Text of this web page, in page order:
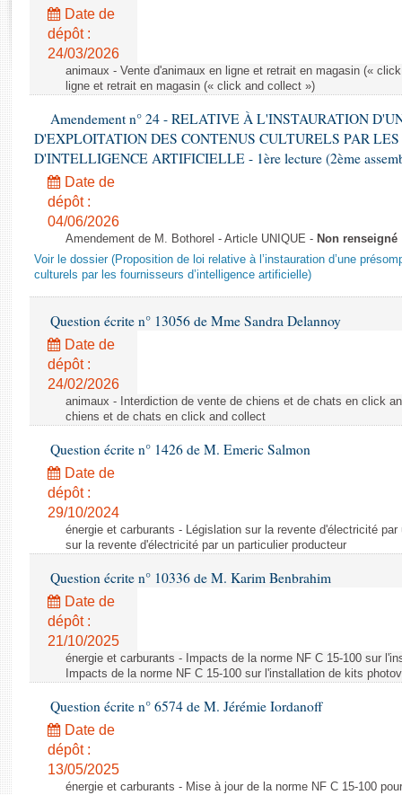
Rapports législatifs
Rapports sur l'application des lois
Baromètre de l’application des lois
Dossiers législatifs
Budget et sécurité sociale
Questions écrites et orales
Comptes rendus des débats
Date de
dépôt :
24/03/2026
animaux - Vente d'animaux en ligne et retrait en magasin («
ligne et retrait en magasin (« click and collect »)
Amendement n° 24 - RELATIVE À L'INSTAURATION
D'EXPLOITATION DES CONTENUS CULTURELS PAR LES
D'INTELLIGENCE ARTIFICIELLE - 1ère lecture (2ème
Date de
dépôt :
04/06/2026
Amendement de M. Bothorel - Article UNIQUE - Non renseigné
Voir le dossier (Proposition de loi relative à l’instauration d’une
culturels par les fournisseurs d’intelligence artificielle)
Question écrite n° 13056 de Mme Sandra Delannoy
Date de
dépôt :
24/02/2026
animaux - Interdiction de vente de chiens et de chats en click
chiens et de chats en click and collect
Question écrite n° 1426 de M. Emeric Salmon
Date de
dépôt :
29/10/2024
énergie et carburants - Législation sur la revente d'électricité
sur la revente d'électricité par un particulier producteur
Question écrite n° 10336 de M. Karim Benbrahim
Date de
dépôt :
21/10/2025
énergie et carburants - Impacts de la norme NF C 15-100 sur
Impacts de la norme NF C 15-100 sur l'installation de kits
Question écrite n° 6574 de M. Jérémie Iordanoff
Date de
dépôt :
13/05/2025
énergie et carburants - Mise à jour de la norme NF C 15-100